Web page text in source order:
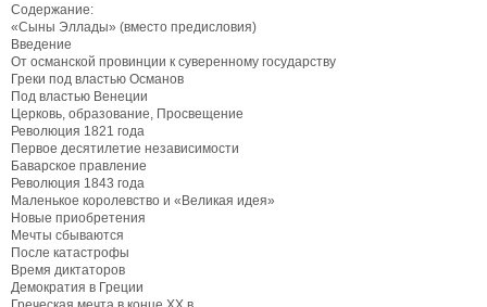
Содержание:
«Сыны Эллады» (вместо предисловия)
Введение
От османской провинции к суверенному государству
Греки под властью Османов
Под властью Венеции
Церковь, образование, Просвещение
Революция 1821 года
Первое десятилетие независимости
Баварское правление
Революция 1843 года
Маленькое королевство и «Великая идея»
Новые приобретения
Мечты сбываются
После катастрофы
Время диктаторов
Демократия в Греции